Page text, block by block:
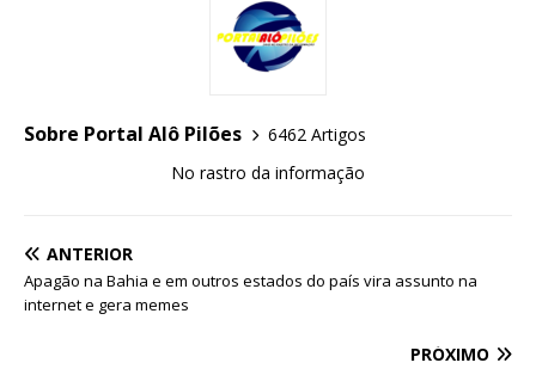
Sobre Portal Alô Pilões
6462 Artigos
No rastro da informação
ANTERIOR
Apagão na Bahia e em outros estados do país vira assunto na
internet e gera memes
PRÓXIMO